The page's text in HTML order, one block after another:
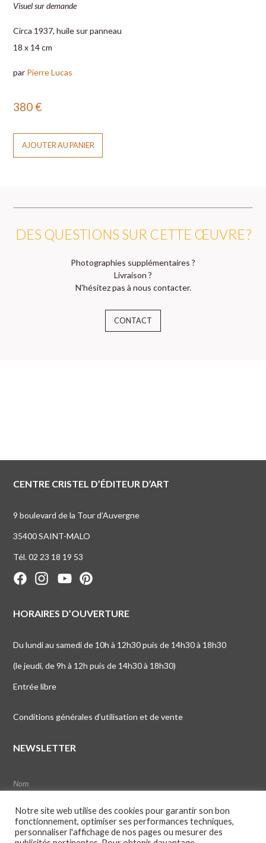
Visuel sur demande
Circa 1937, huile sur panneau
18 x 14 cm
par Pierre Lucas
380€
AJOUTER AU PANIER
DES QUESTIONS SUR CETTE ŒUVRE ?
Photographies supplémentaires ?
Livraison ?
N'hésitez pas à nous contacter.
CONTACT
CENTRE CRISTEL D’ÉDITEUR D’ART
9 boulevard de la Tour d’Auvergne
35400 SAINT-MALO
Tél. 02 23 18 19 53
HORAIRES D’OUVERTURE
Du lundi au samedi de 10h à 12h30 puis de 14h30 à 18h30
(le jeudi, de 9h à 12h puis de 14h30 à 18h30)
Entrée libre
Conditions générales d’utilisation et de vente
NEWSLETTER
Notre site web utilise des cookies pour garantir son bon
fonctionnement, optimiser ses performances techniques,
personnaliser l'affichage de nos pages ou mesurer des